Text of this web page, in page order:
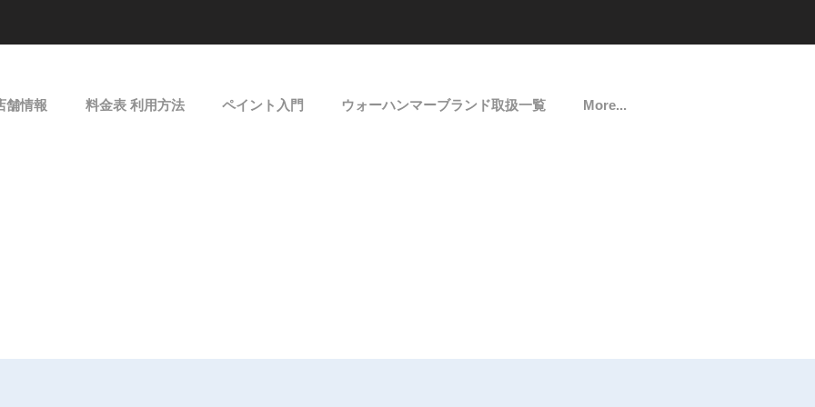
舗情報 料金表 利用方法 ペイント入門 ウォーハンマーブランド取扱一覧 More...